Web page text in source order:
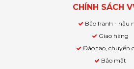
CHÍNH SÁCH
Bảo hành - hậu
Giao hàng
Đào tạo, chuyển
Bảo mật